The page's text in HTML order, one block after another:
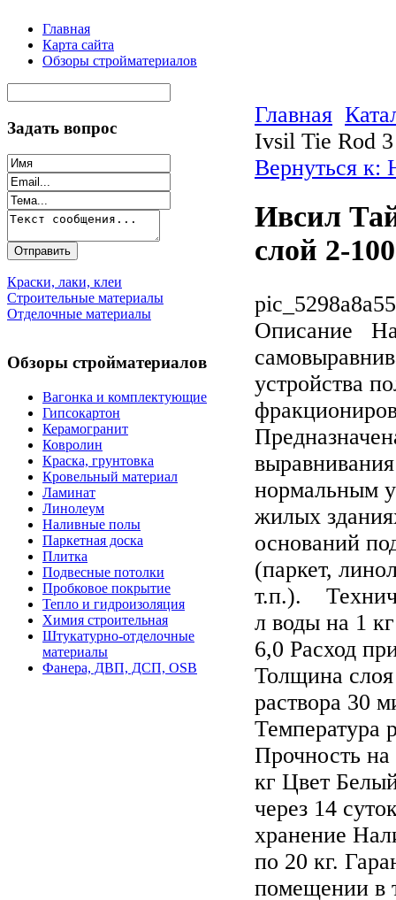
Главная
Карта сайта
Обзоры стройматериалов
Задать вопрос
Краски, лаки, клеи
Строительные материалы
Отделочные материалы
Обзоры стройматериалов
Вагонка и комплектующие
Гипсокартон
Керамогранит
Ковролин
Краска, грунтовка
Кровельный материал
Ламинат
Линолеум
Наливные полы
Паркетная доска
Плитка
Подвесные потолки
Пробковое покрытие
Тепло и гидроизоляция
Химия строительная
Штукатурно-отделочные
материалы
Фанера, ДВП, ДСП, OSB
Главная
Ivsil Tie Rod
Вернуться к:
Ивсил
слой 2-
Описание
устройства
нормальным
жилых
оснований
(паркет,
т.п.).
л воды на 1
6,0 Расход
Толщина
раствора 30
Температура
Прочность
кг Цвет
через 14
хранение
по 20 кг.
помещении в